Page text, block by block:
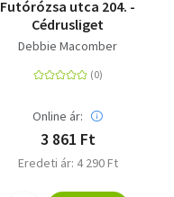
Futórózsa utca 204. -
Cédrusliget
Debbie Macomber
Online ár:
3 861 Ft
Eredeti ár: 4 290 Ft